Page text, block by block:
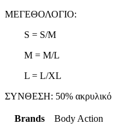
ΜΕΓΕΘΟΛΟΓΙΟ:
S = S/M
M = M/L
L = L/XL
ΣΥΝΘΕΣΗ: 50% ακρυλικό
Brands
Body Action